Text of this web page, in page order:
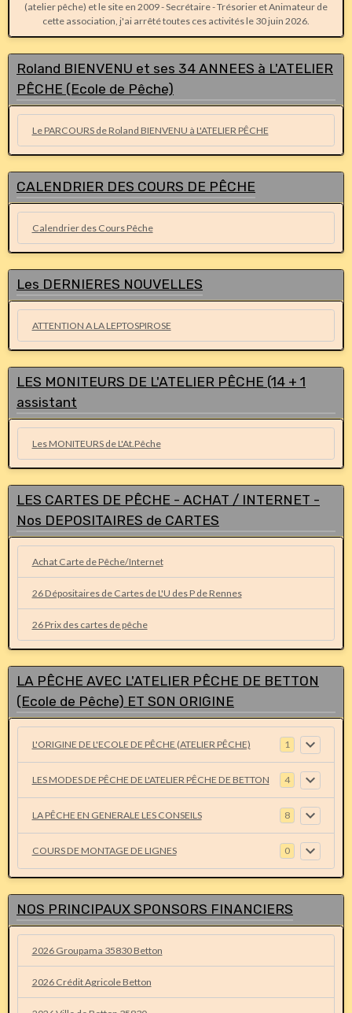
(atelier pêche) et le site en 2009 - Secrétaire - Trésorier et Animateur de
cette association, j'ai arrêté toutes ces activités le 30 juin 2026.
Roland BIENVENU et ses 34 ANNEES à L'ATELIER
PÊCHE (Ecole de Pêche)
Le PARCOURS de Roland BIENVENU à L'ATELIER PÊCHE
CALENDRIER DES COURS DE PÊCHE
Calendrier des Cours Pêche
Les DERNIERES NOUVELLES
ATTENTION A LA LEPTOSPIROSE
LES MONITEURS DE L'ATELIER PÊCHE (14 + 1
assistant
Les MONITEURS de L'At.Pêche
LES CARTES DE PÊCHE - ACHAT / INTERNET -
Nos DEPOSITAIRES de CARTES
Achat Carte de Pêche/Internet
26 Dépositaires de Cartes de L'U des P de Rennes
26 Prix des cartes de pêche
LA PÊCHE AVEC L'ATELIER PÊCHE DE BETTON
(Ecole de Pêche) ET SON ORIGINE
L'ORIGINE DE L'ECOLE DE PÊCHE (ATELIER PÊCHE) 1
LES MODES DE PÊCHE DE L'ATELIER PÊCHE DE BETTON 4
LA PÊCHE EN GENERALE LES CONSEILS 8
COURS DE MONTAGE DE LIGNES 0
NOS PRINCIPAUX SPONSORS FINANCIERS
2026 Groupama 35830 Betton
2026 Crédit Agricole Betton